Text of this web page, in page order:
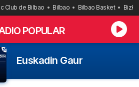
Club de Bilbao Bilbao Bilbao Basket
POPULAR
Euskadin Gaur